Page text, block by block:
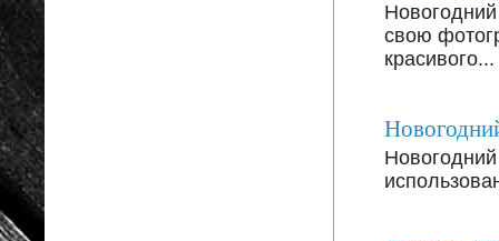
свою
красивого...